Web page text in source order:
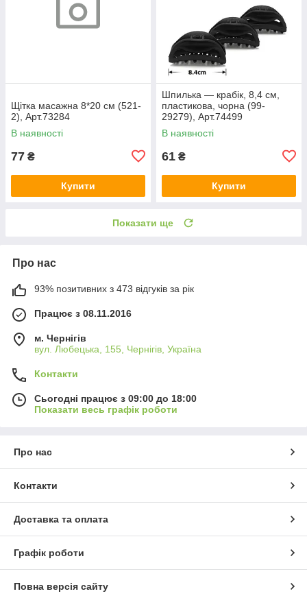
Щітка масажна 8*20 см (521-
2), Арт.73284
В наявності
77 ₴
Купити
Шпилька — крабік, 8,4 см,
пластикова, чорна (99-
29279), Арт.74499
В наявності
61 ₴
Купити
Показати ще
Про нас
93% позитивних з 473 відгуків за рік
Працює з 08.11.2016
м. Чернігів
вул. Любецька, 155, Чернігів, Україна
Контакти
Сьогодні працює з 09:00 до 18:00
Показати весь графік роботи
Про нас
Контакти
Доставка та оплата
Графік роботи
Повна версія сайту